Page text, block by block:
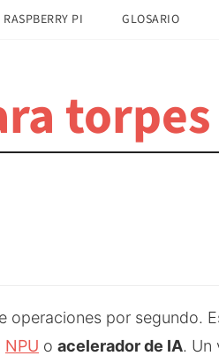
PI GLOSARIO
torpes
operaciones por segundo.
NPU o acelerador de IA. Un